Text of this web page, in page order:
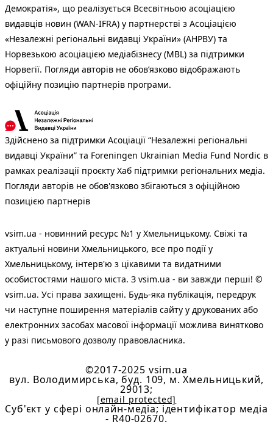
Демократія», що реалізується Всесвітньою асоціацією
видавців новин (WAN-IFRA) у партнерстві з Асоціацією
«Незалежні регіональні видавці України» (АНРВУ) та
Норвезькою асоціацією медіабізнесу (MBL) за підтримки
Норвегії. Погляди авторів не обов’язково відображають
офіційну позицію партнерів програми.
Здійснено за підтримки Асоціації “Незалежні регіональні
видавці України” та Foreningen Ukrainian Media Fund Nordic в
рамках реалізації проєкту Хаб підтримки регіональних медіа.
Погляди авторів не обов'язково збігаються з офіційною
позицією партнерів
vsim.ua - новинний ресурс №1 у Хмельницькому. Свіжі та
актуальні новини Хмельницького, все про події у
Хмельницькому, інтерв'ю з цікавими та видатними
особистостями нашого міста. З vsim.ua - ви завжди перші! ©
vsim.ua. Усі права захищені. Будь-яка публiкацiя, передрук
чи наступне поширення матеріалів сайту у друкованих або
електронних засобах масової інформації можлива винятково
у разі письмового дозволу правовласника.
©2017-2025 vsim.ua
вул. Володимирська, буд. 109, м. Хмельницький,
29013;
[email protected]
Cуб'єкт у сфері онлайн-медіа; ідентифікатор медіа
- R40-02670.